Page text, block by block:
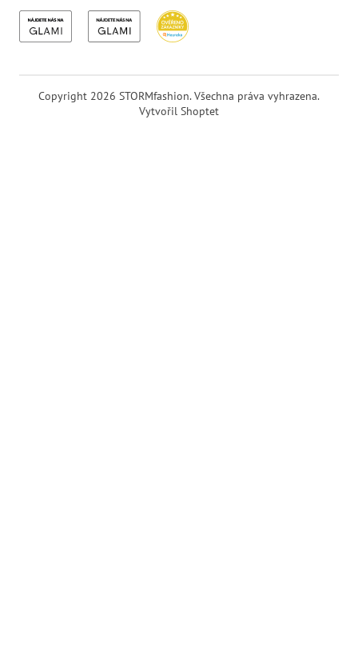
Vytvořil Shoptet
Copyright 2026 STORMfashion. Všechna práva vyhrazena.